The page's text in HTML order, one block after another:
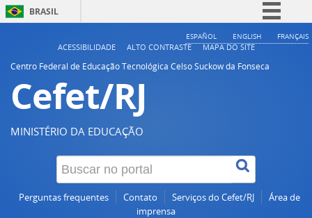
BRASIL
Simplifique!
ESPAÑOL ENGLISH FRANÇAIS
ACESSIBILIDADE ALTO CONTRASTE
MAPA DO SITE
Centro Federal de Educação Tecnológica Celso Suckow da Fonseca
Cefet/RJ
MINISTÉRIO DA EDUCAÇÃO
Perguntas frequentes Contato Serviços do Cefet/RJ
Área de
imprensa